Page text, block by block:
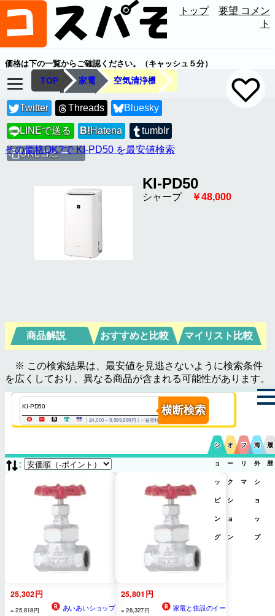
トップ
要望 コメン
ト
価格は下の一覧からご確認ください。（キャッシュ５分）
TOP 家電 空気清浄機
Twitter Threads Bluesky
LINE LINEで送る B!Hatena tumblr
URLコピー
その価格OK?で KI-PD50 を最安値検索
KI-PD50
シャープ￥48,000
商品解説 おすすめと比較 マイリスト比較
※ この検索結果は、最安値を見逃さないように検索条件
を広くしており、異なる商品が含まれる可能性があります。